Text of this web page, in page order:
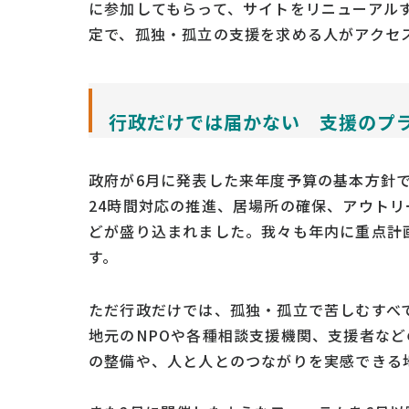
に参加してもらって、サイトをリニューア
定で、孤独・孤立の支援を求める人がアク
行政だけでは届かない 支援のプ
政府が6月に発表した来年度予算の基本方針
24時間対応の推進、居場所の確保、アウト
どが盛り込まれました。我々も年内に重点
す。
ただ行政だけでは、孤独・孤立で苦しむす
地元のNPOや各種相談支援機関、支援者な
の整備や、人と人とのつながりを実感でき